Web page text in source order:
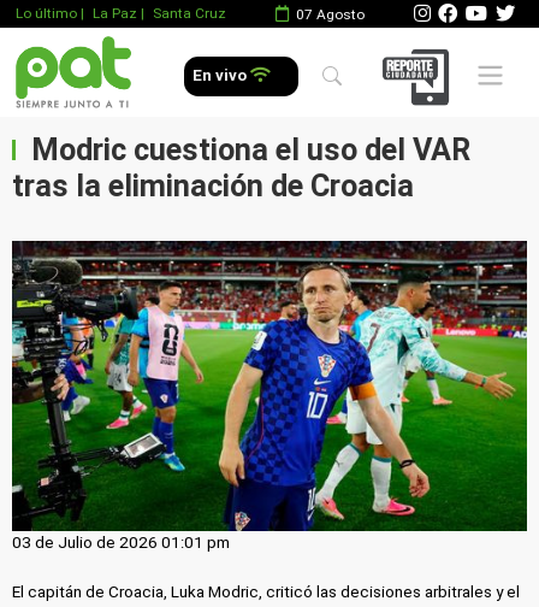
Lo último | La Paz | Santa Cruz 07 Agosto
En vivo Mobile
Modric cuestiona el uso del VAR
tras la eliminación de Croacia
03 de Julio de 2026 01:01 pm
El capitán de Croacia, Luka Modric, criticó las decisiones arbitrales y el